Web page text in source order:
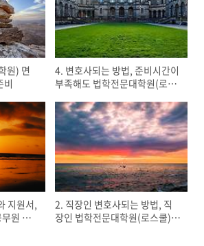
원) 면
비
4. 변호사되는 방법, 준비시간이
부족해도 법학전문대학원(로스
지원서,
원 민
2. 직장인 변호사되는 방법, 직
장인 법학전문대학원(로스쿨)